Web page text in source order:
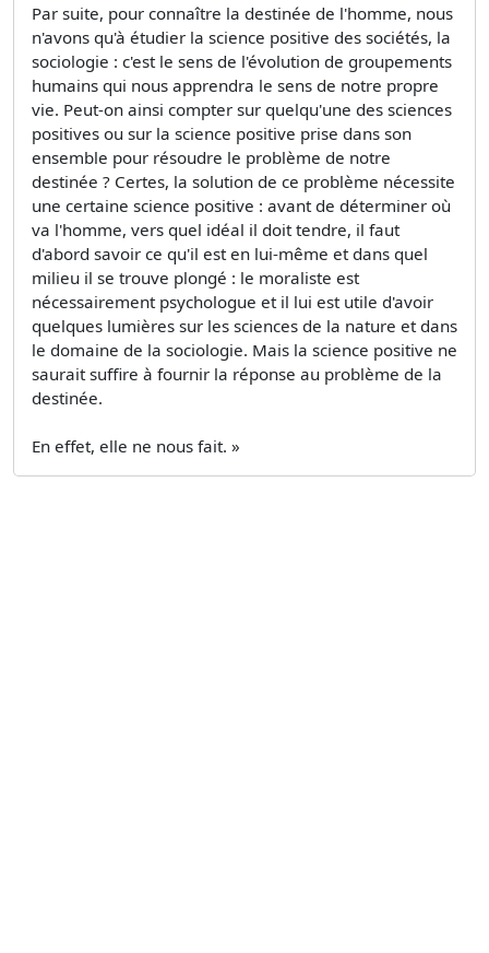
Par suite, pour connaître la destinée de l'homme, nous
n'avons qu'à étudier la science positive des sociétés, la
sociologie : c'est le sens de l'évolution de groupements
humains qui nous apprendra le sens de notre propre
vie. Peut-on ainsi compter sur quelqu'une des sciences
positives ou sur la science positive prise dans son
ensemble pour résoudre le problème de notre
destinée ? Certes, la solution de ce problème nécessite
une certaine science positive : avant de déterminer où
va l'homme, vers quel idéal il doit tendre, il faut
d'abord savoir ce qu'il est en lui-même et dans quel
milieu il se trouve plongé : le moraliste est
nécessairement psychologue et il lui est utile d'avoir
quelques lumières sur les sciences de la nature et dans
le domaine de la sociologie. Mais la science positive ne
saurait suffire à fournir la réponse au problème de la
destinée.
En effet, elle ne nous fait. »